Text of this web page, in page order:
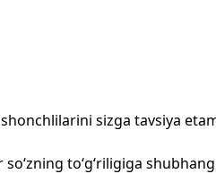
sizga tavsiya
to‘g‘riligiga